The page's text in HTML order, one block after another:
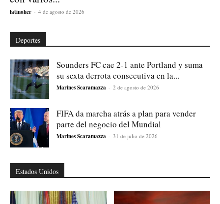
latinoher - 4 de agosto de 2026
Deportes
Sounders FC cae 2-1 ante Portland y suma
su sexta derrota consecutiva en la...
Marines Scaramazza - 2 de agosto de 2026
FIFA da marcha atrás a plan para vender
parte del negocio del Mundial
Marines Scaramazza - 31 de julio de 2026
Estados Unidos